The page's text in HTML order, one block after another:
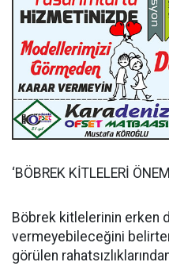
‘BÖBREK KİTLELERİ
Böbrek kitlelerinin erken
vermeyebileceğini
görülen